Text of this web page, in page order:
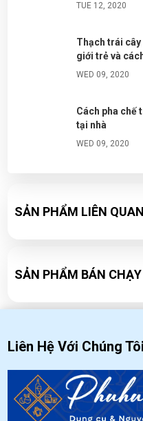
TUE 12, 2020
Thạch trái
giới trẻ và
WED 09, 2020
Cách pha chế
tại nhà
WED 09, 2020
WED 09, 2020
WED 09, 2020
SẢN PHẨM LIÊN QUAN
SẢN PHẨM BÁN CHẠY
Liên Hệ Với Chúng Tôi